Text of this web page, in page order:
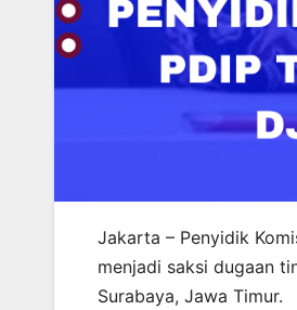
Jakarta – Penyidik
menjadi saksi dugaan
Surabaya, Jawa Timur.